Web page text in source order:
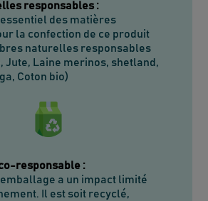
responsables :
des matières
la confection de ce produit
naturelles responsables
Jute, Laine merinos, shetland,
Coton bio)
responsable :
a un impact limité
Il est soit recyclé,